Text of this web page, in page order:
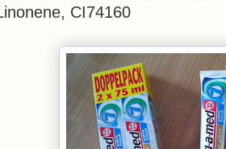
CI74160